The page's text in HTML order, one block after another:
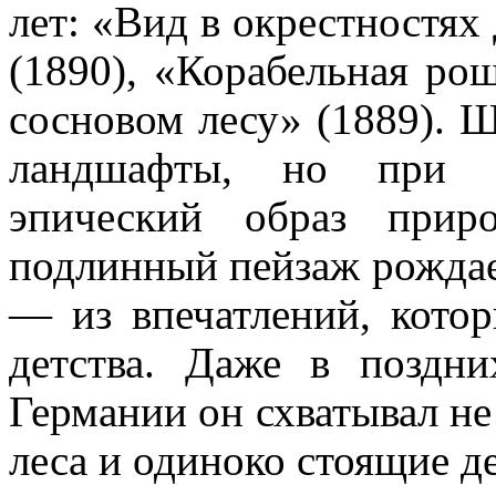
лет: «Вид в
(1890), «Корабельная
сосновом лесу» (1889).
ландшафты, но при
эпический образ
подлинный пейзаж
— из впечатлений,
детства. Даже в
Германии он схватывал
леса и одиноко стоящие